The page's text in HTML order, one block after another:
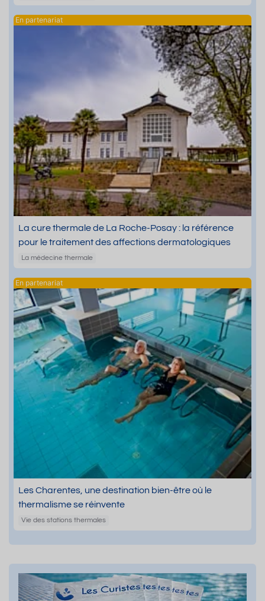
La cure thermale de La Roche-Posay : la référence
pour le traitement des affections dermatologiques
La médecine thermale
Les Charentes, une destination bien-être où le
thermalisme se réinvente
Vie des stations thermales